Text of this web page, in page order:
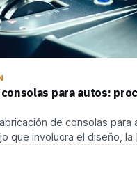
para autos:
de consolas para
que involucra el diseño,